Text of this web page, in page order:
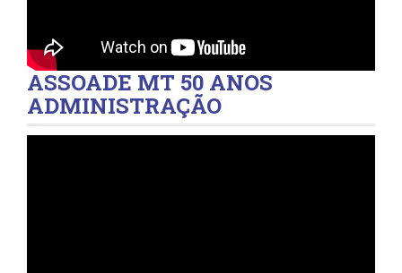
ASSOADE MT 50 ANOS
ADMINISTRAÇÃO